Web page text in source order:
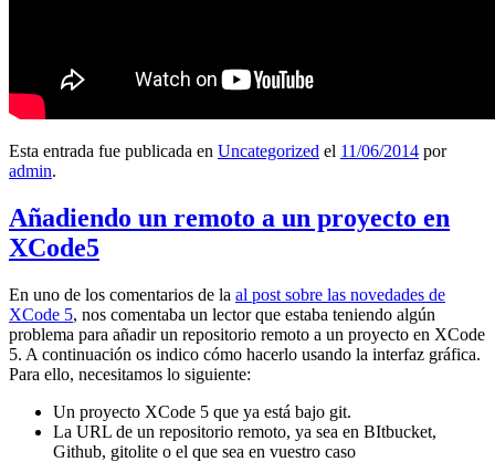
Esta entrada fue publicada en Uncategorized el 11/06/2014 por
admin.
Añadiendo un remoto a un proyecto en
XCode5
En uno de los comentarios de la al post sobre las novedades de
XCode 5, nos comentaba un lector que estaba teniendo algún
problema para añadir un repositorio remoto a un proyecto en XCode
5. A continuación os indico cómo hacerlo usando la interfaz gráfica.
Para ello, necesitamos lo siguiente:
Un proyecto XCode 5 que ya está bajo git.
La URL de un repositorio remoto, ya sea en BItbucket,
Github, gitolite o el que sea en vuestro caso